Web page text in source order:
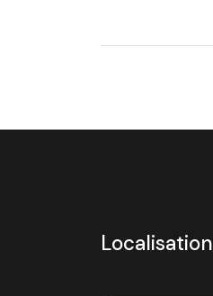
Localisation